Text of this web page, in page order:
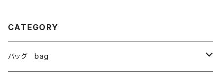
CATEGORY
バッグ bag